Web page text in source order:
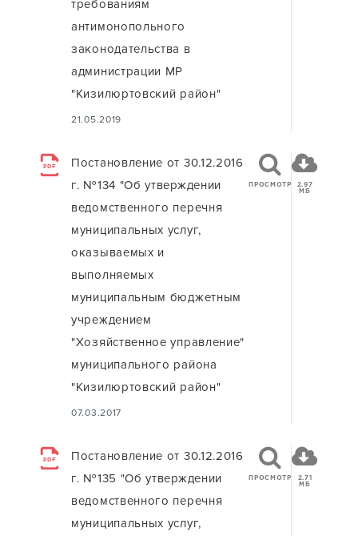
требованиям
антимонопольного
законодательства в
администрации МР
"Кизилюртовский район"
21.05.2019
PDF
Постановление от 30.12.2016
г. №134 "Об утверждении
ведомственного перечня
муниципальных услуг,
оказываемых и
выполняемых
муниципальным бюджетным
учреждением
"Хозяйственное управление"
муниципального района
"Кизилюртовский район"
07.03.2017
ПРОСМОТР
2.97
МБ
PDF
Постановление от 30.12.2016
г. №135 "Об утверждении
ведомственного перечня
муниципальных услуг,
ПРОСМОТР
2.71
МБ